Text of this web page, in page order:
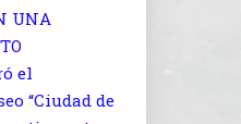
UNA
el
“Ciudad de